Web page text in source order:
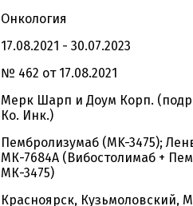
Онкология
17.08.2021 - 30.07.2023
№ 462 от 17.08.2021
Мерк Шарп и Доум Корп.
Ко. Инк.)
Пембролизумаб (MK-3475);
МК-7684А (Вибостолимаб +
МК-3475)
Красноярск, Кузьмоловский,